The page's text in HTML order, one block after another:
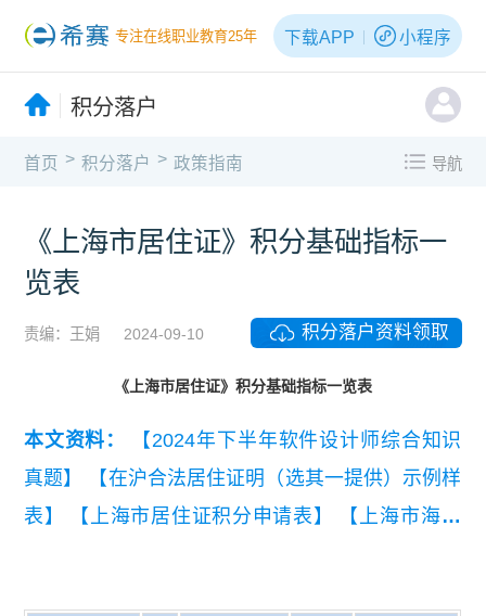
专注在线职业教育25年 下载APP 小程序
积分落户
首页 > 积分落户 > 政策指南 导航
《上海市居住证》积分基础指标一
览表
责编：王娟 2024-09-10 积分落户资料领取
《上海市居住证》积分基础指标一览表
本文资料：
【2024年下半年软件设计师综合知识
真题】
【在沪合法居住证明（选其一提供）示例样
表】
【上海市居住证积分申请表】
【上海市海外